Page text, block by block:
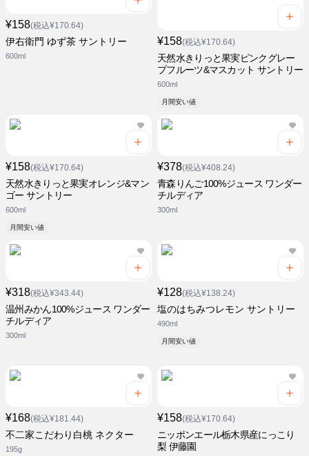
¥158(税込¥170.64)
伊右衛門 ゆず茶 サントリー
600ml
¥158(税込¥170.64)
天然水きりっと果実ピンクグレー
プフルーツ&マスカット サントリー
600ml
月間安い値
¥158(税込¥170.64)
天然水きりっと果実オレンジ&マン
ゴー サントリー
600ml
月間安い値
¥378(税込¥408.24)
青森りんご100%ジュース ワンダー
チルディア
300ml
¥318(税込¥343.44)
温州みかん100%ジュース ワンダー
チルディア
300ml
¥128(税込¥138.24)
塩のはちみつレモン サントリー
490ml
月間安い値
¥168(税込¥181.44)
不二家こだわり白桃 ネクター
195g
¥158(税込¥170.64)
ニッポンエール栃木県産にっこり
梨 伊藤園